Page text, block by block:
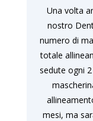
Una volta
nostro
numero di
totale
sedute ogni
mesi, ma